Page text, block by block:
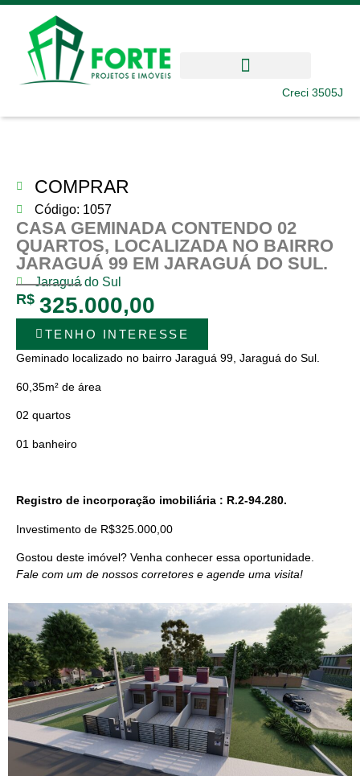
Creci 3505J
COMPRAR
Código: 1057
CASA GEMINADA CONTENDO 02
QUARTOS, LOCALIZADA NO BAIRRO
JARAGUÁ 99 EM JARAGUÁ DO SUL.
Jaraguá do Sul
R$ 325.000,00
TENHO INTERESSE
Geminado localizado no bairro Jaraguá 99, Jaraguá do Sul.
60,35m² de área
02 quartos
01 banheiro
Registro de incorporação imobiliária : R.2-94.280.
Investimento de R$325.000,00
Gostou deste imóvel? Venha conhecer essa oportunidade.
Fale com um de nossos corretores e agende uma visita!